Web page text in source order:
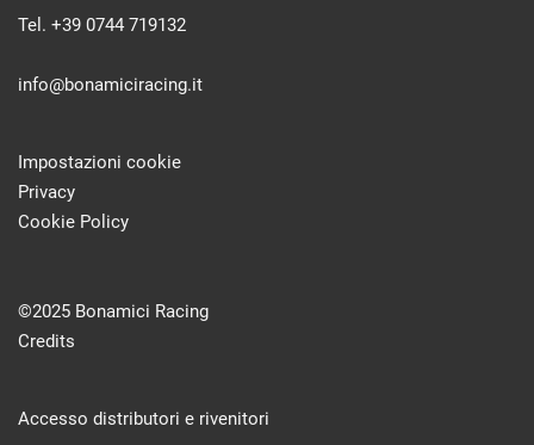
Tel. +39 0744 719132
info@bonamiciracing.it
Impostazioni cookie
Privacy
Cookie Policy
©2025 Bonamici Racing
Credits
Accesso distributori e rivenitori